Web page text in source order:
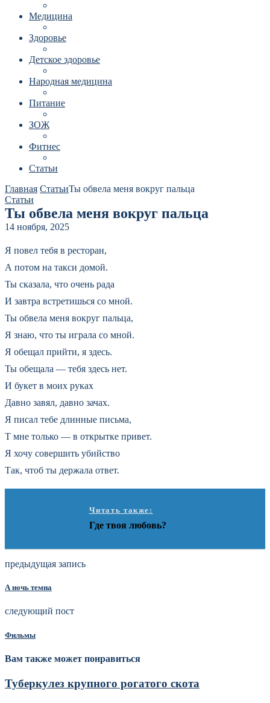
Медицина
Здоровье
Детское здоровье
Народная медицина
Питание
ЗОЖ
Фитнес
Статьи
Главная СтатьиТы обвела меня вокруг пальца
Статьи
Ты обвела меня вокруг пальца
14 ноября, 2025
Я повел тебя в ресторан,
А потом на такси домой.
Ты сказала, что очень рада
И завтра встретишься со мной.
Ты обвела меня вокруг пальца,
Я знаю, что ты играла со мной.
Я обещал прийти, я здесь.
Ты обещала — тебя здесь нет.
И букет в моих руках
Давно завял, давно зачах.
Я писал тебе длинные письма,
Т мне только — в открытке привет.
Я хочу совершить убийство
Так, чтоб ты держала ответ.
Читать также:
Где твоя любовь?
предыдущая запись
А ночь темна
следующий пост
Фильмы
Вам также может понравиться
Туберкулез крупного рогатого скота